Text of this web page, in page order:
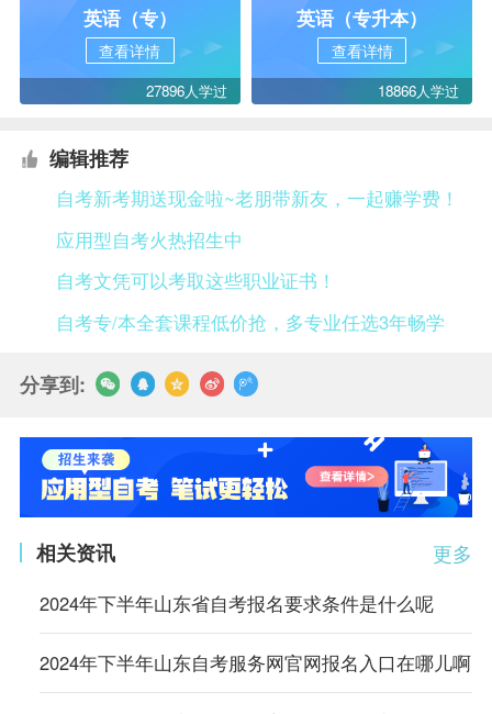
英语（专）
查看详情
27896人学过
英语（专升本）
查看详情
18866人学过
编辑推荐
自考新考期送现金啦~老朋带新友，一起赚学费！
应用型自考火热招生中
自考文凭可以考取这些职业证书！
自考专/本全套课程低价抢，多专业任选3年畅学
分享到:
更多
相关资讯
2024年下半年山东省自考报名要求条件是什么呢
2024年下半年山东自考服务网官网报名入口在哪儿啊